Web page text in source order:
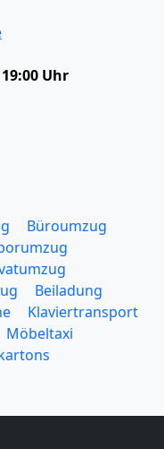
Uhr
Büroumzug
Beiladung
Klaviertransport
Möbeltaxi